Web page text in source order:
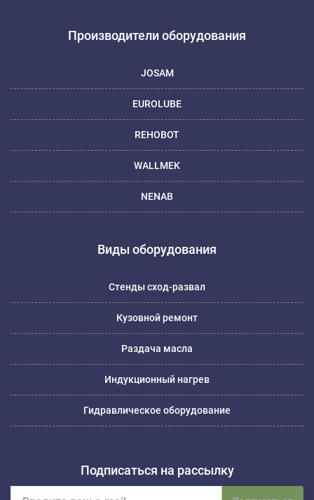
Производители оборудования
JOSAM
EUROLUBE
REHOBOT
WALLMEK
NENAB
Виды оборудования
Стенды сход-развал
Кузовной ремонт
Раздача масла
Индукционный нагрев
Гидравлическое оборудование
Подписаться на рассылку